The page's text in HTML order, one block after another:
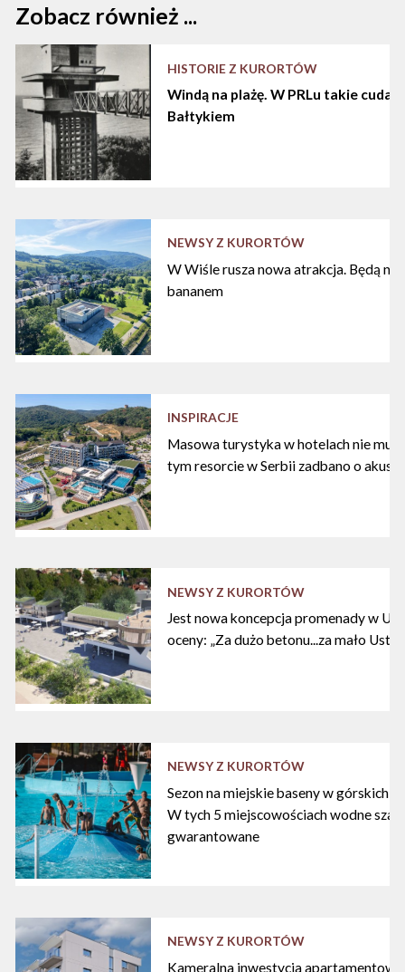
Zobacz również ...
HISTORIE Z KURORTÓW
Windą na plażę. W PRLu takie cuda
Bałtykiem
NEWSY Z KURORTÓW
W Wiśle rusza nowa atrakcja. Będą
bananem
INSPIRACJE
Masowa turystyka w hotelach nie musi
tym resorcie w Serbii zadbano o
NEWSY Z KURORTÓW
Jest nowa koncepcja promenady w
oceny: „Za dużo betonu...za mało
NEWSY Z KURORTÓW
Sezon na miejskie baseny w górskich
W tych 5 miejscowościach wodne
gwarantowane
NEWSY Z KURORTÓW
Kameralna inwestycja